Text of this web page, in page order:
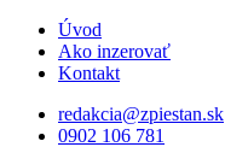
Úvod
Ako inzerovať
Kontakt
redakcia@zpiestan.sk
0902 106 781